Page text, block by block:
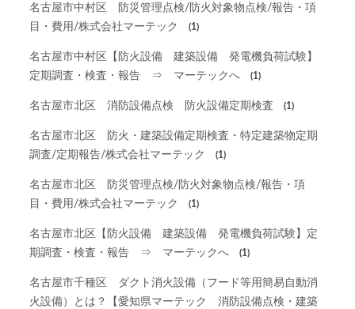
名古屋市中村区 防災管理点検/防火対象物点検/報告・項
目・費用/株式会社マーテック
(1)
名古屋市中村区【防火設備 建築設備 発電機負荷試験】
定期調査・検査・報告 ⇒ マーテックへ
(1)
名古屋市北区 消防設備点検 防火設備定期検査 (1)
名古屋市北区 防火・建築設備定期検査・特定建築物定期
調査/定期報告/株式会社マーテック
(1)
名古屋市北区 防災管理点検/防火対象物点検/報告・項
目・費用/株式会社マーテック
(1)
名古屋市北区【防火設備 建築設備 発電機負荷試験】定
期調査・検査・報告 ⇒ マーテックへ
(1)
名古屋市千種区 ダクト消火設備（フード等用簡易自動消
火設備）とは？【愛知県マーテック 消防設備点検・建築